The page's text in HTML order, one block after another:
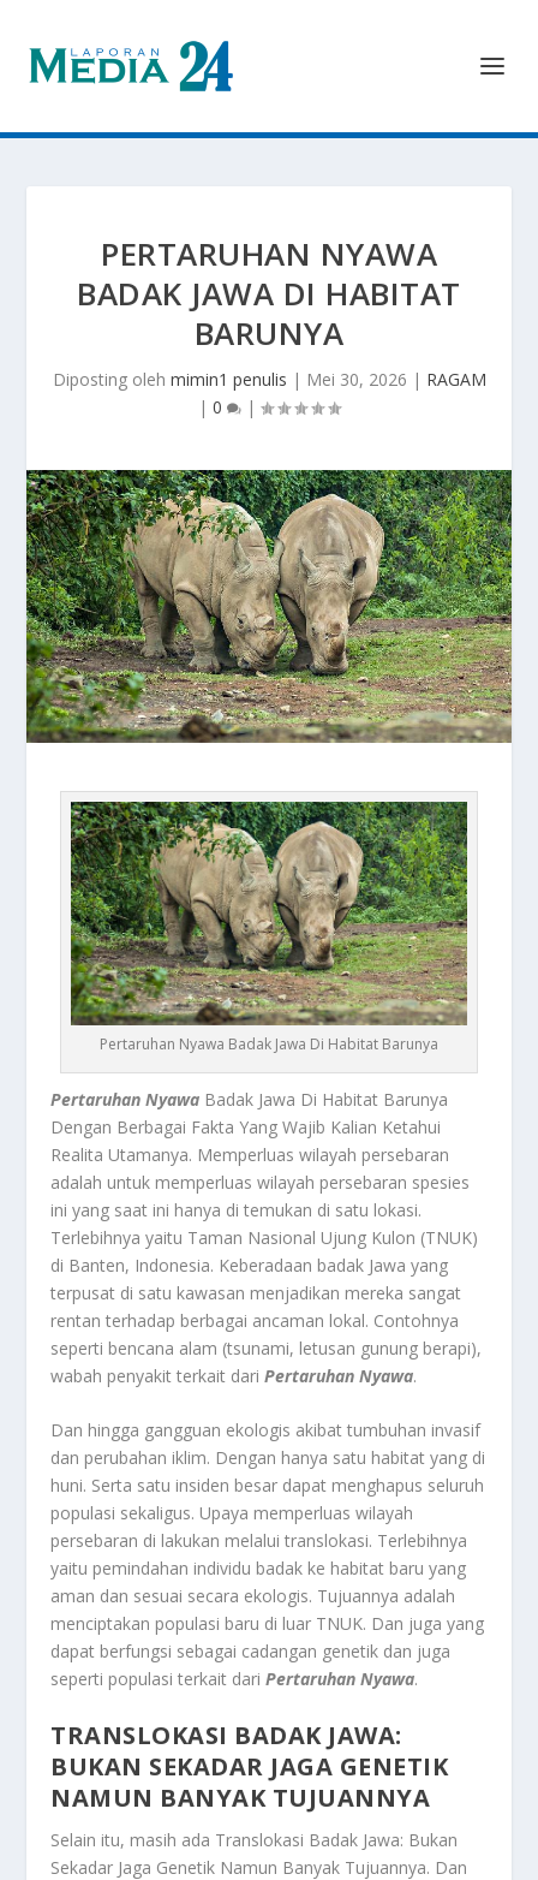
PERTARUHAN NYAWA
BADAK JAWA DI HABITAT
BARUNYA
Diposting oleh mimin1 penulis | Mei 30, 2026 | RAGAM
| 0 |
Pertaruhan Nyawa Badak Jawa Di Habitat Barunya
Pertaruhan Nyawa Badak Jawa Di Habitat Barunya
Dengan Berbagai Fakta Yang Wajib Kalian Ketahui
Realita Utamanya. Memperluas wilayah persebaran
adalah untuk memperluas wilayah persebaran spesies
ini yang saat ini hanya di temukan di satu lokasi.
Terlebihnya yaitu Taman Nasional Ujung Kulon (TNUK)
di Banten, Indonesia. Keberadaan badak Jawa yang
terpusat di satu kawasan menjadikan mereka sangat
rentan terhadap berbagai ancaman lokal. Contohnya
seperti bencana alam (tsunami, letusan gunung berapi),
wabah penyakit terkait dariPertaruhan Nyawa.
Dan hingga gangguan ekologis akibat tumbuhan invasif
dan perubahan iklim. Dengan hanya satu habitat yang di
huni. Serta satu insiden besar dapat menghapus seluruh
populasi sekaligus. Upaya memperluas wilayah
persebaran di lakukan melalui translokasi. Terlebihnya
yaitu pemindahan individu badak ke habitat baru yang
aman dan sesuai secara ekologis. Tujuannya adalah
menciptakan populasi baru di luar TNUK. Dan juga yang
dapat berfungsi sebagai cadangan genetik dan juga
seperti populasi terkait dariPertaruhan Nyawa.
TRANSLOKASI BADAK JAWA:
BUKAN SEKADAR JAGA GENETIK
NAMUN BANYAK TUJUANNYA
Selain itu, masih ada Translokasi Badak Jawa: Bukan
Sekadar Jaga Genetik Namun Banyak Tujuannya. Dan